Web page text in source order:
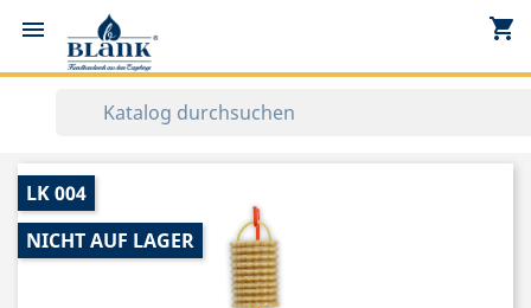
 shopping_cart
LK 004
NICHT AUF LAGER